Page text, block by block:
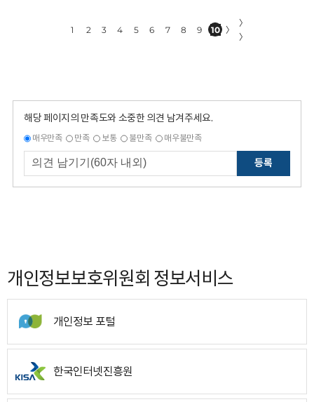
1 2 3 4 5 6 7 8 9 10 〉
〉
〉
해당 페이지의 만족도와 소중한 의견 남겨주세요.
매우만족 만족 보통 불만족 매우불만족
등록
개인정보보호위원회 정보서비스
개인정보 포털
한국인터넷진흥원